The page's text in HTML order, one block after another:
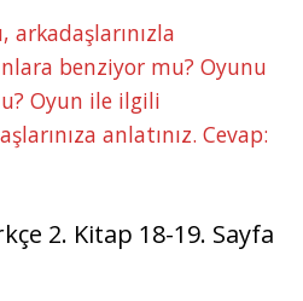
arkadaşlarınızla
benziyor mu? Oyunu
Oyun ile ilgili
anlatınız. Cevap:
2. Kitap 18-19. Sayfa